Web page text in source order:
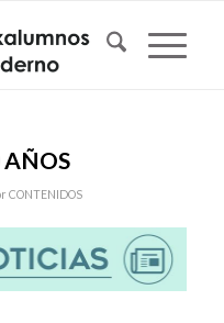
CONTENIDOS